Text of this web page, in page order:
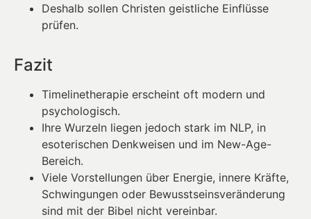
Deshalb sollen Christen geistliche Einflüsse
prüfen.
Fazit
Timelinetherapie erscheint oft modern und
psychologisch.
Ihre Wurzeln liegen jedoch stark im NLP, in
esoterischen Denkweisen und im New-Age-
Bereich.
Viele Vorstellungen über Energie, innere Kräfte,
Schwingungen oder Bewusstseinsveränderung
sind mit der Bibel nicht vereinbar.